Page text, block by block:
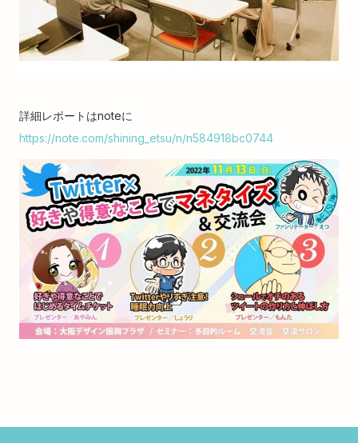
詳細レポートはnoteに
https://note.com/shining_etsu/n/n584918bc0744